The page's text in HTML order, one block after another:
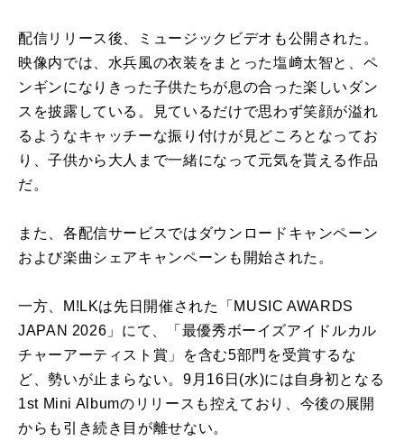
配信リリース後、ミュージックビデオも公開された。
映像内では、水兵風の衣装をまとった塩﨑太智と、ペ
ンギンになりきった子供たちが息の合った楽しいダン
スを披露している。見ているだけで思わず笑顔が溢れ
るようなキャッチーな振り付けが見どころとなってお
り、子供から大人まで一緒になって元気を貰える作品
だ。
また、各配信サービスではダウンロードキャンペーン
および楽曲シェアキャンペーンも開始された。
一方、M!LKは先日開催された「MUSIC AWARDS
JAPAN 2026」にて、「最優秀ボーイズアイドルカル
チャーアーティスト賞」を含む5部門を受賞するな
ど、勢いが止まらない。9月16日(水)には自身初となる
1st Mini Albumのリリースも控えており、今後の展開
からも引き続き目が離せない。